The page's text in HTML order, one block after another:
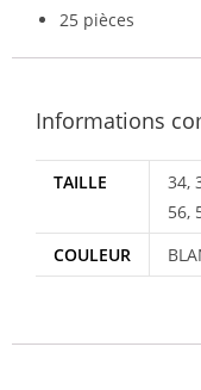
25 pièces
Informations
TAILLE
34,
56,
COULEUR